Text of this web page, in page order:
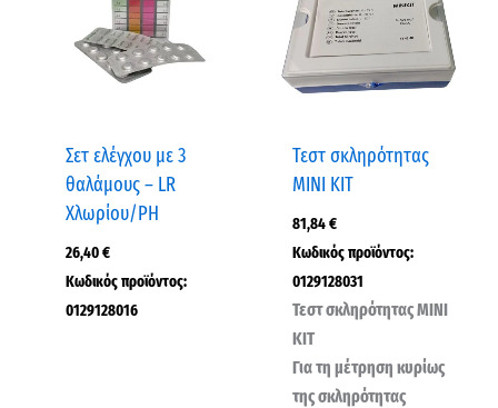
Σετ ελέγχου με 3
θαλάμους – LR
Χλωρίου/ΡΗ
26,40€
Κωδικός προϊόντος:
0129128016
Τεστ σκληρότητας
MINI KIT
81,84€
Κωδικός προϊόντος:
0129128031
Τεστ σκληρότητας ΜΙΝΙ
ΚΙΤ
Για τη μέτρηση κυρίως
της σκληρότητας